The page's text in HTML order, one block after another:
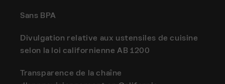
Sans BPA
Divulgation relative aux ustensiles de cuisine
selon la loi californienne AB 1200
Transparence de la chaîne